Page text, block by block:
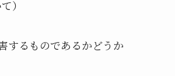
）
るものであるかどうか